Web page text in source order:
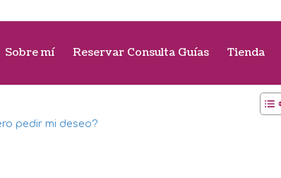
Sobre mí Reservar Consulta Guías Tienda
pedir mi deseo?